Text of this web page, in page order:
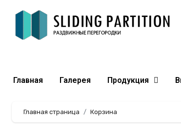
Главная Галерея Продукция
Главная страница Корзина